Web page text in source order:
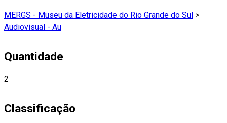
MERGS - Museu da Eletricidade do Rio Grande do Sul >
Audiovisual - Au
Quantidade
2
Classificação